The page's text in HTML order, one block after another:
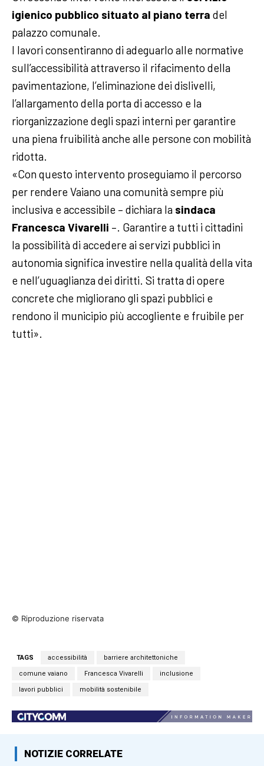
igienico pubblico situato al piano terra del
palazzo comunale.
I lavori consentiranno di adeguarlo alle normative
sull’accessibilità attraverso il rifacimento della
pavimentazione, l’eliminazione dei dislivelli,
l’allargamento della porta di accesso e la
riorganizzazione degli spazi interni per garantire
una piena fruibilità anche alle persone con mobilità
ridotta.
«Con questo intervento proseguiamo il percorso
per rendere Vaiano una comunità sempre più
inclusiva e accessibile – dichiara la sindaca
Francesca Vivarelli –. Garantire a tutti i cittadini
la possibilità di accedere ai servizi pubblici in
autonomia significa investire nella qualità della vita
e nell’uguaglianza dei diritti. Si tratta di opere
concrete che migliorano gli spazi pubblici e
rendono il municipio più accogliente e fruibile per
tutti».
© Riproduzione riservata
TAGS accessibilità barriere architettoniche
comune vaiano Francesca Vivarelli inclusione
lavori pubblici mobilità sostenibile
NOTIZIE CORRELATE